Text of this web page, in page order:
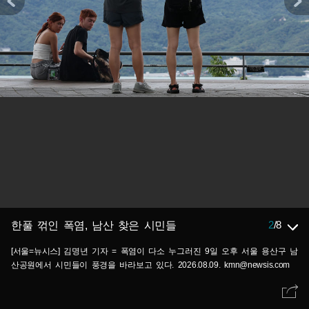
한풀 꺾인 폭염, 남산 찾은 시민들 2/8
[서울=뉴시스] 김명년 기자 = 폭염이 다소 누그러진 9일 오후 서울 용산구 남
산공원에서 시민들이 풍경을 바라보고 있다. 2026.08.09. kmn@newsis.com